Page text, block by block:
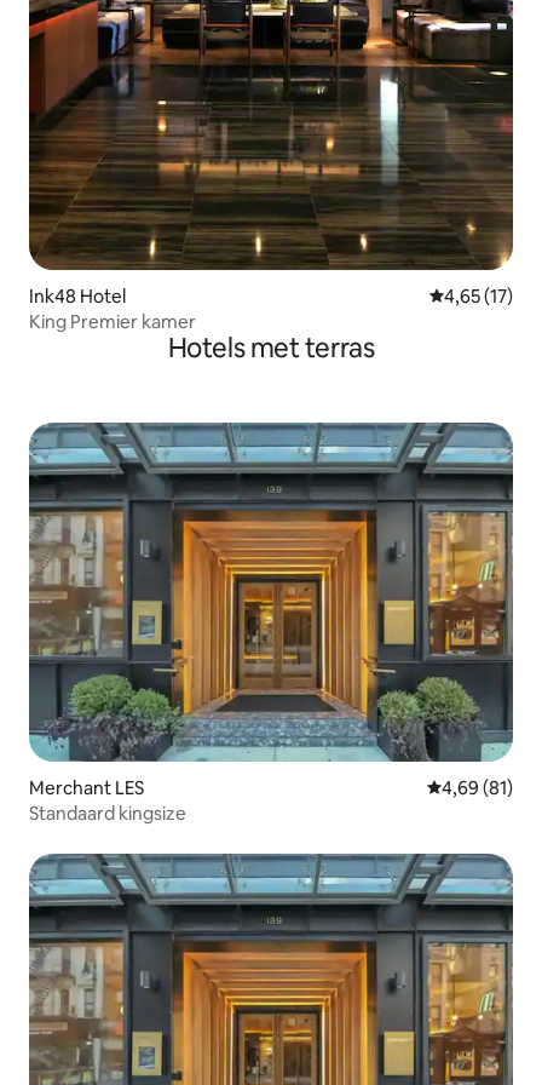
Ink48 Hotel Gemiddelde
4,65 (17)
King Premier kamer
Hotels met terras
Merchant LES Gemiddelde
4,69 (81)
Standaard kingsize